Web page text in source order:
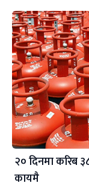
२० दिनमा करिब
कायमै